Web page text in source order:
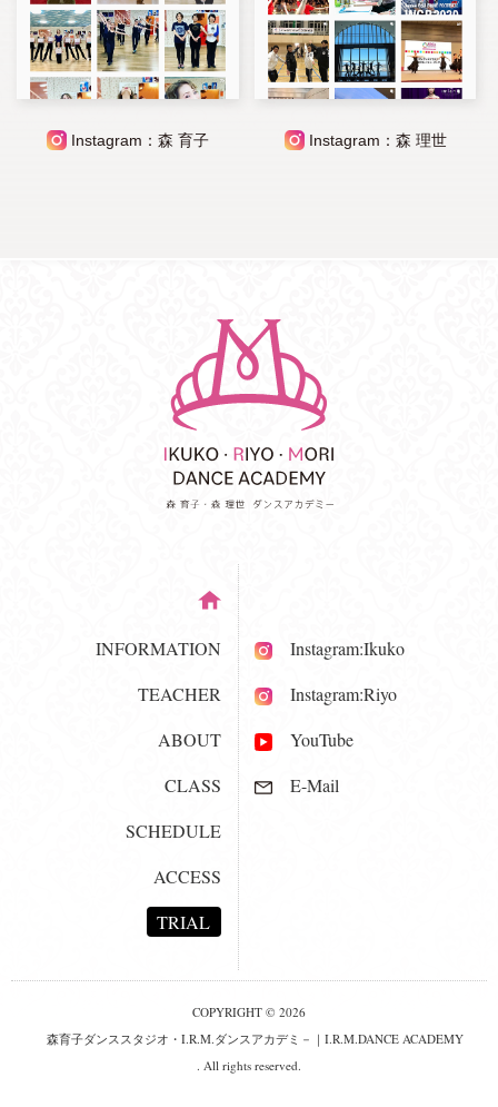
Instagram：森 育子 Instagram：森 理世
INFORMATION
TEACHER
ABOUT
CLASS
SCHEDULE
ACCESS
TRIAL
Instagram:Ikuko
Instagram:Riyo
YouTube
E-Mail
COPYRIGHT © 2026
森育子ダンススタジオ・I.R.M.ダンスアカデミ－｜I.R.M.DANCE ACADEMY
. All rights reserved.